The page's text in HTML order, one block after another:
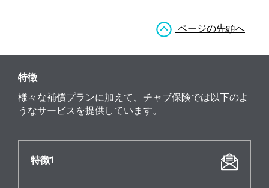
ページの先頭へ
特徴
様々な補償プランに加えて、チャブ保険では以下のよ
うなサービスを提供しています。
特徴1